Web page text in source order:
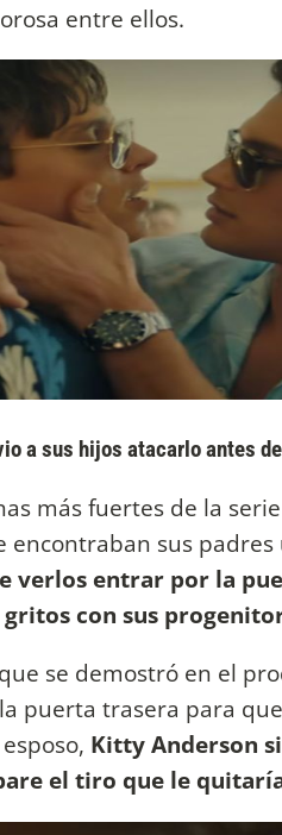
entre ellos.
a sus hijos atacarlo antes
más fuertes de la
encontraban sus
verlos entrar por la
con sus
se demostró en el
puerta trasera para
Kitty Anderson
el tiro que le